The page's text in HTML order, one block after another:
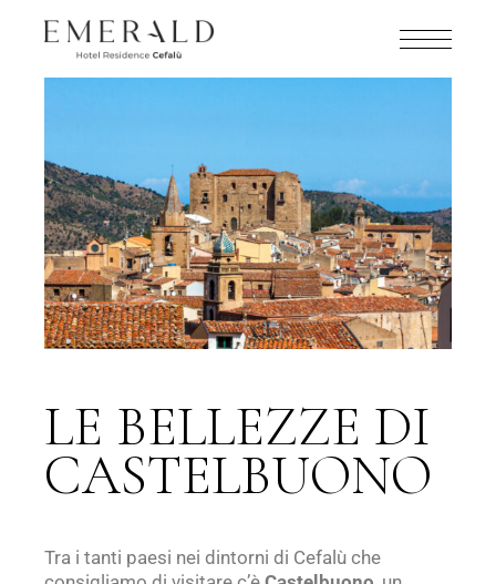
LE BELLEZZE DI
CASTELBUONO
Tra i tanti paesi nei dintorni di Cefalù che